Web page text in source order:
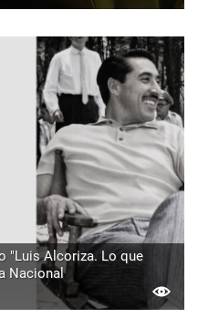
"Luis Alcoriza. Lo que
Nacional